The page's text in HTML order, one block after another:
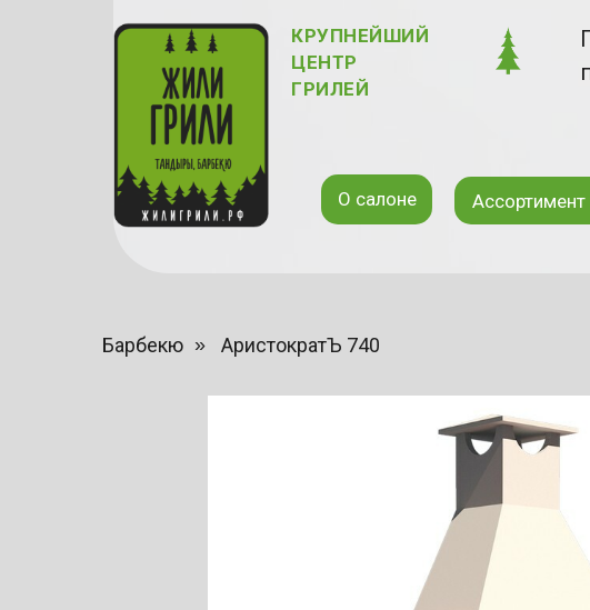
КРУПНЕЙШИЙ
ЦЕНТР
ГРИЛЕЙ
Ассортимент
О салоне
Барбекю » АристократЪ 740